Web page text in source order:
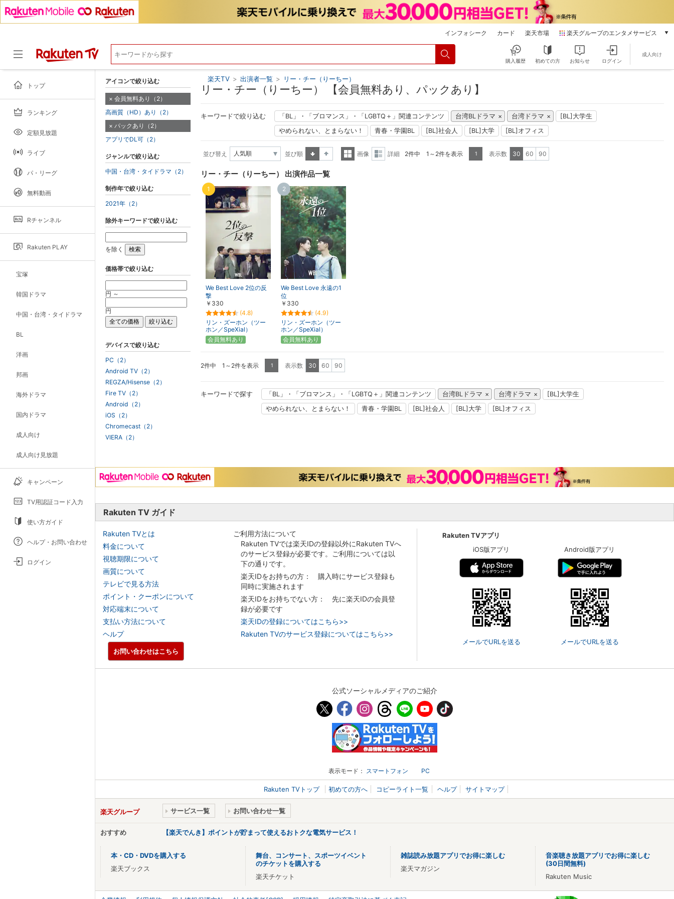
インフォシーク カード 楽天市場 楽天グループのエンタメサービス
本/ゲーム/CD/DVD
雑誌読み放題
動画配信
購入履歴 初めての方 お知らせ ログイン
成人向け
トップ
ランキング
定額見放題
ライブ
パ・リーグ
無料動画
Rチャンネル
Rakuten PLAY
宝塚
韓国ドラマ
中国・台湾・タイドラマ
BL
洋画
邦画
海外ドラマ
国内ドラマ
成人向け
成人向け見放題
キャンペーン
TV用認証コード入力
使い方ガイド
ヘルプ・お問い合わせ
ログイン
楽天TV > 出演者一覧 > リー・チー（りーちー）
リー・チー（りーちー） 【会員無料あり、パックあり】
キーワードで絞り込む 「BL」・「ブロマンス」・「LGBTQ＋」関連コンテンツ 台湾BLドラマ 台湾ドラマ
[BL]大学生
やめられない、とまらない！
青春・学園BL [BL]社会人 [BL]大学 [BL]オフィス
並び替え
並び順
画像
詳細 2件中 1～2件を表示 1 表示数 30 60 90
リー・チー（りーちー） 出演作品一覧
We Best Love 2位の反
撃
￥330
(4.8)
リン・ズーホン（ツー
ホン／SpeXial）
1
会員無料あり
We Best Love 永遠の1
位
￥330
(4.9)
リン・ズーホン（ツー
ホン／SpeXial）
2
会員無料あり
2件中 1～2件を表示 1 表示数 30 60 90
キーワードで探す 「BL」・「ブロマンス」・「LGBTQ＋」関連コンテンツ 台湾BLドラマ 台湾ドラマ
[BL]大学生
やめられない、とまらない！
青春・学園BL [BL]社会人 [BL]大学 [BL]オフィス
アイコンで絞り込む
会員無料あり（2）
高画質（HD）あり（2）
パックあり（2）
アプリでDL可（2）
ジャンルで絞り込む
中国・台湾・タイドラマ（2）
制作年で絞り込む
2021年（2）
除外キーワードで絞り込む
を除く
価格帯で絞り込む
円 ～
円
デバイスで絞り込む
PC（2）
Android TV（2）
REGZA/Hisense（2）
Fire TV（2）
Android（2）
iOS（2）
Chromecast（2）
VIERA（2）
Rakuten TV ガイド
Rakuten TVとは
料金について
視聴期限について
画質について
テレビで見る方法
ポイント・クーポンについて
対応端末について
支払い方法について
ヘルプ
ご利用方法について
Rakuten TVでは楽天IDの登録以外にRakuten TVへ
のサービス登録が必要です。ご利用については以
下の通りです。
楽天IDをお持ちの方： 購入時にサービス登録も
同時に実施されます
楽天IDをお持ちでない方： 先に楽天IDの会員登
録が必要です
楽天IDの登録についてはこちら>>
Rakuten TVのサービス登録についてはこちら>>
Rakuten TVアプリ
iOS版アプリ
メールでURLを送る
Android版アプリ
メールでURLを送る
お問い合わせはこちら
公式ソーシャルメディアのご紹介
表示モード： スマートフォン PC
Rakuten TVトップ 初めての方へ コピーライト一覧 ヘルプ サイトマップ
楽天グループ サービス一覧 お問い合わせ一覧
おすすめ 【楽天でんき】ポイントが貯まって使えるおトクな電気サービス！
本・CD・DVDを購入する
楽天ブックス
舞台、コンサート、スポーツイベント
のチケットを購入する
楽天チケット
雑誌読み放題アプリでお得に楽しむ
楽天マガジン
音楽聴き放題アプリでお得に楽しむ
(30日間無料)
Rakuten Music